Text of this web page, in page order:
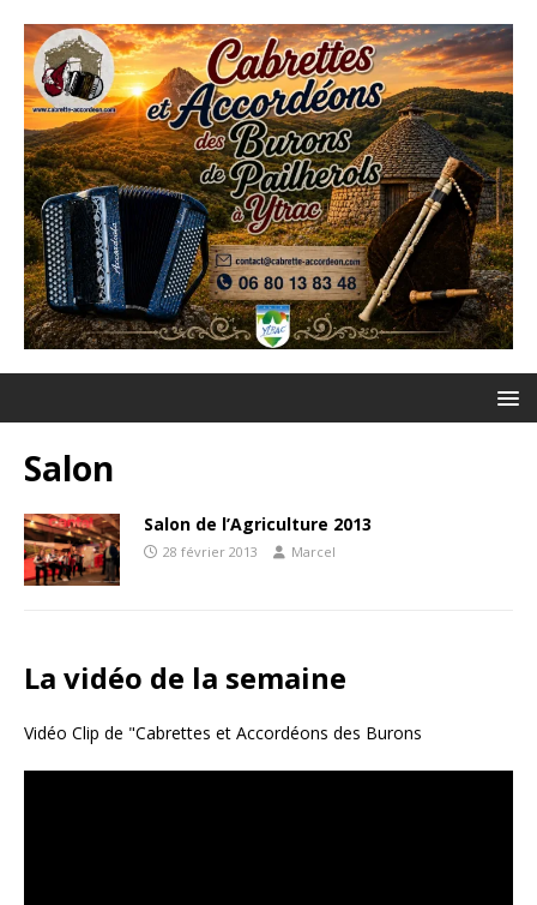
Salon
Salon de l’Agriculture 2013
28 février 2013 Marcel
La vidéo de la semaine
Vidéo Clip de "Cabrettes et Accordéons des Burons